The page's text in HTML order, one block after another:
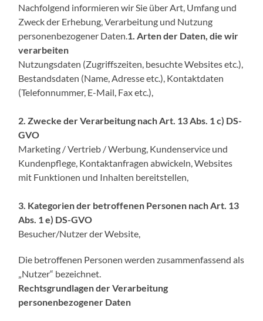
Nachfolgend informieren wir Sie über Art, Umfang und
Zweck der Erhebung, Verarbeitung und Nutzung
personenbezogener Daten. 1. Arten der Daten, die wir
verarbeiten
Nutzungsdaten (Zugriffszeiten, besuchte Websites etc.),
Bestandsdaten (Name, Adresse etc.), Kontaktdaten
(Telefonnummer, E-Mail, Fax etc.),
2. Zwecke der Verarbeitung nach Art. 13 Abs. 1 c) DS-
GVO
Marketing / Vertrieb / Werbung, Kundenservice und
Kundenpflege, Kontaktanfragen abwickeln, Websites
mit Funktionen und Inhalten bereitstellen,
3. Kategorien der betroffenen Personen nach Art. 13
Abs. 1 e) DS-GVO
Besucher/Nutzer der Website,
Die betroffenen Personen werden zusammenfassend als
„Nutzer“ bezeichnet.
Rechtsgrundlagen der Verarbeitung
personenbezogener Daten